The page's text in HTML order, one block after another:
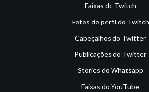
Faixas do Twitch
Fotos de perfil do Twitch
Cabeçalhos do Twitter
Publicações do Twitter
Stories do Whatsapp
Faixas do YouTube